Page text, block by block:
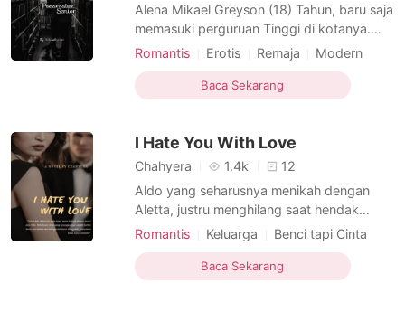
Alena Mikael Greyson (18) Tahun, baru saja
memasuki perguruan Tinggi di kotanya.
Awalnya baik-baik saja, sampai ia bertemu
kehidupan Alena tidak tenang lagi. Daren
Cleo Romanov (20) Tahun, Tampan, Kaya,
monoton, Makan, bala
Romantis Erotis Remaja
Modern
Obsesi
Hubungan intim pertama
CEO
Arogan
Dominan
Baca Sekarang
I Hate You With Love
Chahyera 1.4k
12
Aldo yang seharusnya menikah dengan
Aletta, justru menghilang saat hendak
melangsungkan ijab kobul. Membuat Aletta
menggantikan calon suaminya yang pergi
entah kemana. Kehidupan Aletta benar
Romantis Keluarga
Benci tapi Cinta
Pernikahan kilat
CEO
Pasangan
Arogan
Licik
Baca Sekarang